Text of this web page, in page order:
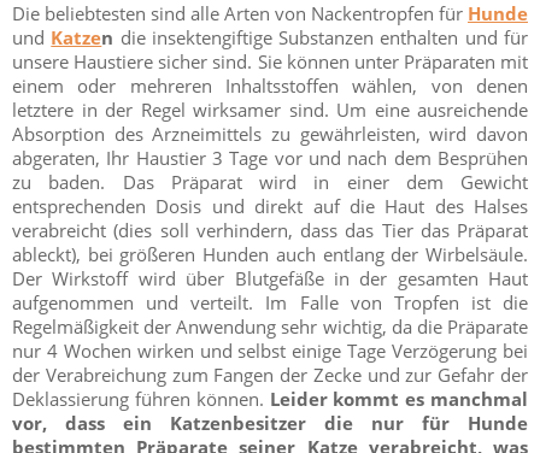
Die beliebtesten sind alle Arten von Nackentropfen für Hunde
und Katzen die insektengiftige Substanzen enthalten und für
unsere Haustiere sicher sind. Sie können unter Präparaten mit
einem oder mehreren Inhaltsstoffen wählen, von denen
letztere in der Regel wirksamer sind. Um eine ausreichende
Absorption des Arzneimittels zu gewährleisten, wird davon
abgeraten, Ihr Haustier 3 Tage vor und nach dem Besprühen
zu baden. Das Präparat wird in einer dem Gewicht
entsprechenden Dosis und direkt auf die Haut des Halses
verabreicht (dies soll verhindern, dass das Tier das Präparat
ableckt), bei größeren Hunden auch entlang der Wirbelsäule.
Der Wirkstoff wird über Blutgefäße in der gesamten Haut
aufgenommen und verteilt. Im Falle von Tropfen ist die
Regelmäßigkeit der Anwendung sehr wichtig, da die Präparate
nur 4 Wochen wirken und selbst einige Tage Verzögerung bei
der Verabreichung zum Fangen der Zecke und zur Gefahr der
Deklassierung führen können. Leider kommt es manchmal
vor, dass ein Katzenbesitzer die nur für Hunde
bestimmten Präparate seiner Katze verabreicht, was